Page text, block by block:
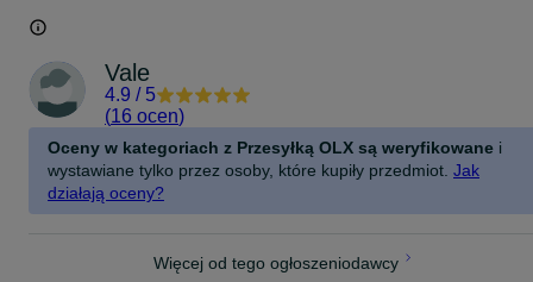
Vale
4.9 / 5
(16 ocen)
Oceny w kategoriach z Przesyłką OLX są weryfikowane i
wystawiane tylko przez osoby, które kupiły przedmiot. Jak
działają oceny?
Więcej od tego ogłoszeniodawcy